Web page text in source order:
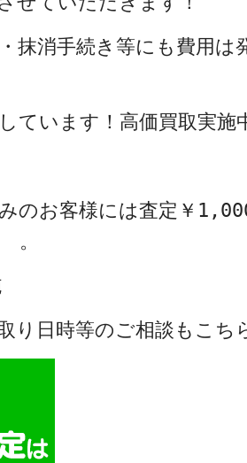
抹消手続き等にも費用は
ています！高価買取実施
のお客様には査定￥
。
り日時等のご相談もこち